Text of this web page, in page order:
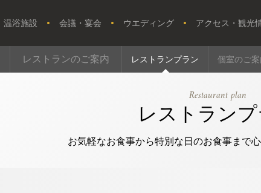
温浴施設 会議・宴会 ウエディング アクセス・観光
レストランのご案内 レストランプラン 個室のご案
Restaurant plan
レストラン
お気軽なお食事から特別な日のお食事まで